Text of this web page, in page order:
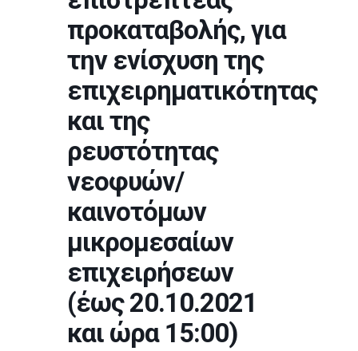
προκαταβολής, για
την ενίσχυση της
επιχειρηματικότητας
και της
ρευστότητας
νεοφυών/
καινοτόμων
μικρομεσαίων
επιχειρήσεων
(έως 20.10.2021
και ώρα 15:00)